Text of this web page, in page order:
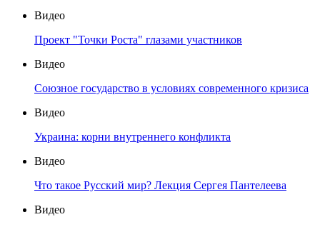
Видео
Проект "Точки Роста" глазами участников
Видео
Союзное государство в условиях современного кризиса
Видео
Украина: корни внутреннего конфликта
Видео
Что такое Русский мир? Лекция Сергея Пантелеева
Видео